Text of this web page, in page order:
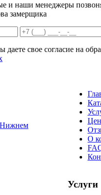
и наши менеджеры
замерщика
свое согласие на
Нижнем
О
Услуги